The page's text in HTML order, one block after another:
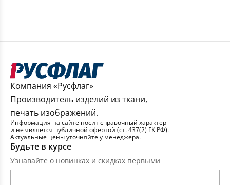
Компания «Русфлаг»
Производитель изделий из ткани,
печать изображений.
Информация на сайте носит справочный характер
и не является публичной офертой (ст. 437(2) ГК РФ).
Актуальные цены уточняйте у менеджера.
Будьте в курсе
Узнавайте о новинках и скидках первыми